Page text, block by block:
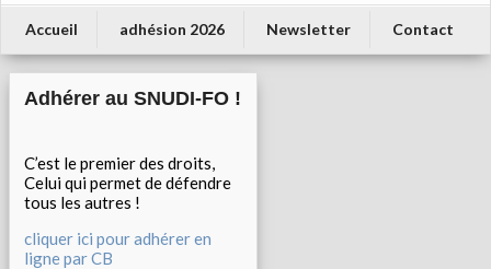
Accueil adhésion 2026 Newsletter Contact
Adhérer au SNUDI-FO !
C’est le premier des droits,
Celui qui permet de défendre
tous les autres !
cliquer ici pour adhérer en
ligne par CB